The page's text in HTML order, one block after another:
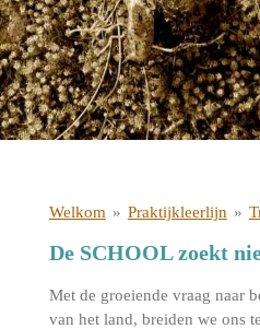
Welkom » Praktijkleerlijn »
De SCHOOL zoekt
Met de groeiende vraag naar
van het land, breiden we ons